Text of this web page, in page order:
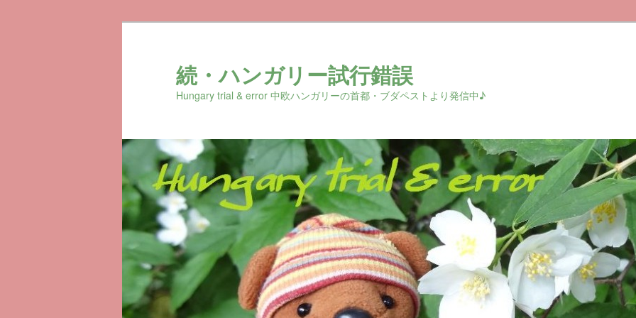
続・ハンガリー試行錯誤
Hungary trial & error 中欧ハンガリーの首都・ブダペストより発信中♪